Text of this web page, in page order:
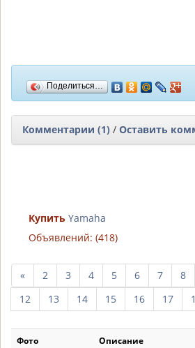
Поделиться…
Комментарии (1) / Оставить
Купить Yamaha
Объявлений: (418)
«пред.
10
страниц
2 3 4 5 6 7 8
12
13 14 15 16 17
Фото Описание